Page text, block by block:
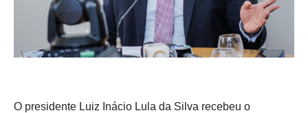
O presidente Luiz Inácio Lula da Silva recebeu o